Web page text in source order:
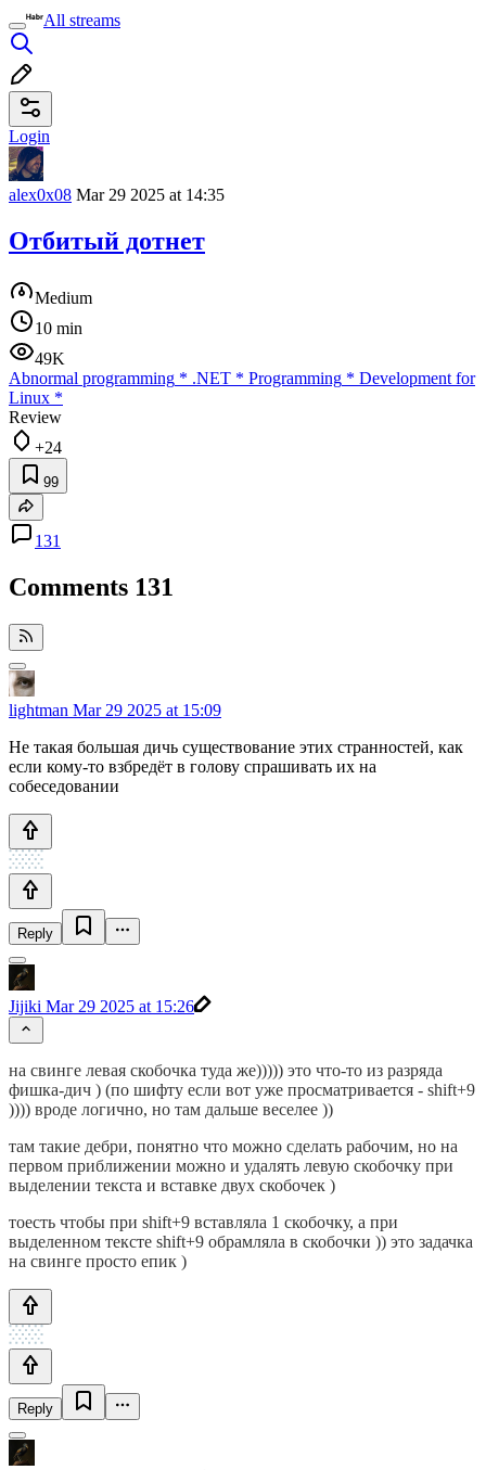
All streams
Login
alex0x08 Mar 29 2025 at 14:35
Отбитый дотнет
Medium
10 min
49K
Abnormal programming * .NET * Programming * Development for
Linux *
Review
+24
99
131
Comments 131
lightman Mar 29 2025 at 15:09
Не такая большая дичь существование этих странностей, как
если кому-то взбредёт в голову спрашивать их на
собеседовании
Reply
Jijiki Mar 29 2025 at 15:26
на свинге левая скобочка туда же))))) это что-то из разряда
фишка-дич ) (по шифту если вот уже просматривается - shift+9
)))) вроде логично, но там дальше веселее ))
там такие дебри, понятно что можно сделать рабочим, но на
первом приближении можно и удалять левую скобочку при
выделении текста и вставке двух скобочек )
тоесть чтобы при shift+9 вставляла 1 скобочку, а при
выделенном тексте shift+9 обрамляла в скобочки )) это задачка
на свинге просто епик )
Reply